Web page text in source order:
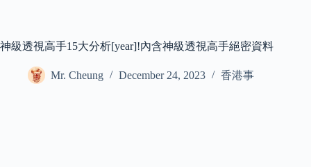
神級透視高手15大分析[year]!內含神級透視高手絕密資料
Mr. Cheung December 24, 2023 香港事